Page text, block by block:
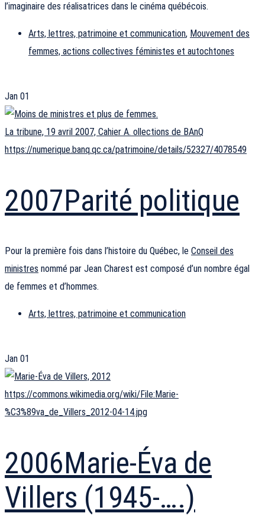
l’imaginaire des réalisatrices dans le cinéma québécois.
Arts, lettres, patrimoine et communication, Mouvement des
femmes, actions collectives féministes et autochtones
Jan 01
La tribune, 19 avril 2007, Cahier A. ollections de BAnQ
https://numerique.banq.qc.ca/patrimoine/details/52327/4078549
2007Parité politique
Pour la première fois dans l’histoire du Québec, le Conseil des
ministres nommé par Jean Charest est composé d’un nombre égal
de femmes et d’hommes.
Arts, lettres, patrimoine et communication
Jan 01
https://commons.wikimedia.org/wiki/File:Marie-
%C3%89va_de_Villers_2012-04-14.jpg
2006Marie-Éva de
Villers (1945-….)